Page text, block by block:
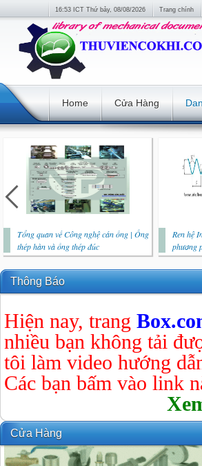
16:53 ICT Thứ bảy, 08/08/2026 Trang chính
Home Cửa Hàng
Tổng quan về Công nghệ cán ống | Ống
thép hàn và ống thép đúc
Ren hệ
phương
Thông Báo
Hiện nay, trang
nhiều bạn không tải
tôi làm video hướng
Các bạn bấm vào link
Cửa Hàng